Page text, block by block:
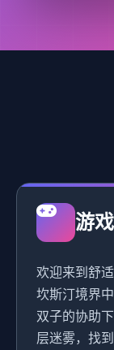
游
欢迎来到舒
坎斯汀境界
双子的协助
层迷雾，找